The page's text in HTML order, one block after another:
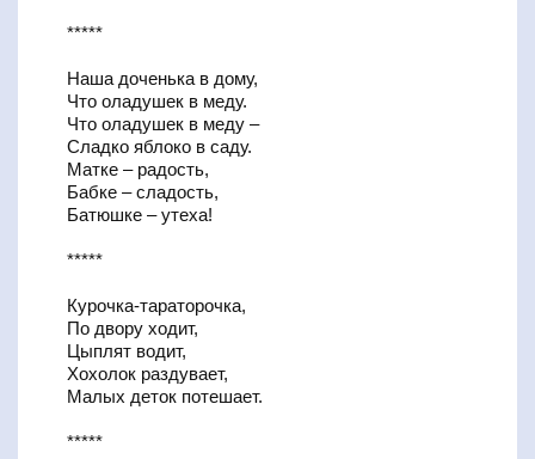
*****
Наша доченька в дому,
Что оладушек в меду.
Что оладушек в меду –
Сладко яблоко в саду.
Матке – радость,
Бабке – сладость,
Батюшке – утеха!
*****
Курочка-тараторочка,
По двору ходит,
Цыплят водит,
Хохолок раздувает,
Малых деток потешает.
*****